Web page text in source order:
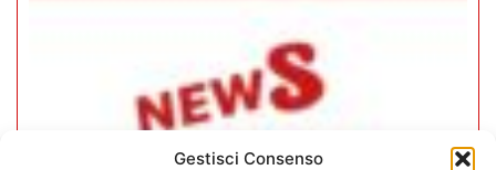
Gestisci Consenso